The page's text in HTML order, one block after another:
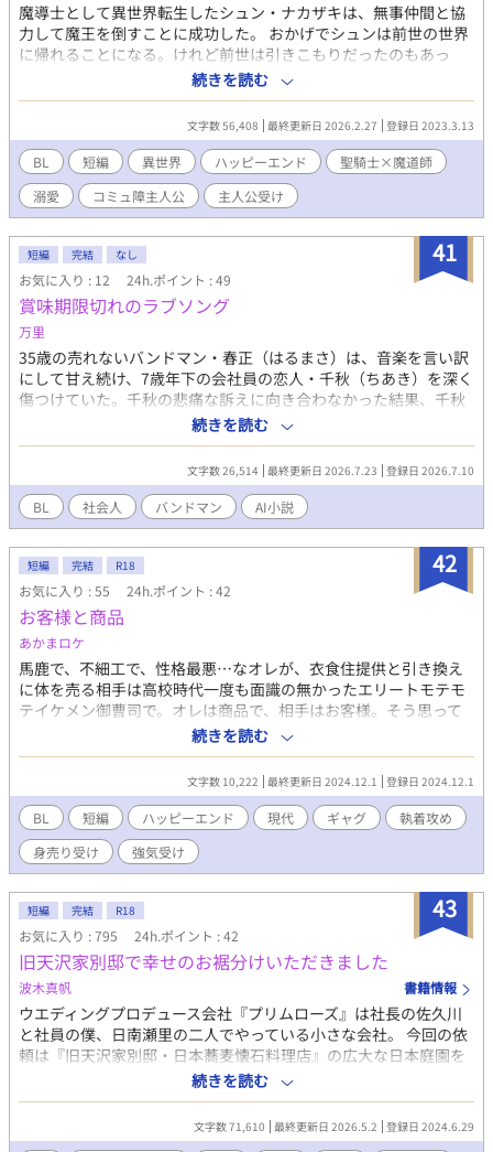
魔導士として異世界転生したシュン・ナカザキは、無事仲間と協
力して魔王を倒すことに成功した。 おかげでシュンは前世の世界
に帰れることになる。けれど前世は引きこもりだったのもあっ
て、正直戻りたくはなかった。そんな折、一緒に魔王を倒した聖
騎士のサーシャ・マスロヴァが現れて—— 前世の出来事で人間不
信になった魔導士と、そんな魔導士を溺愛する聖騎士のSSです。
他作品更新中の息抜きで書きました。 後編R−18あり。（※ついて
ます） ※※※追記（2024/03/01）※※※ 2024年3月8日にマージ
ナルコミックス様から出る『異世界で愛されすぎて困ってます！
異世界BLアンソロジー』の一つに、『陰キャな魔導士は、平和な
世界で聖騎士に溺愛される』が原作参加させていただくことにな
りました！イラスト・作画は山森ぽてと先生です！ アンソロジー
参加を記念して、続編追加予定です！ ※※※追記（2025/06/10）
※※※ 記念で書いた続編が、またまたコミカライズ決定になりま
した（涙） 2025年6月10日にマージナルコミックス様から出る
『異世界で愛されすぎて困ってます！異世界BLアンソロジー2』の
一つに、『陰キャな魔導士は、平和な世界で聖騎士に溺愛される
【続】』が原作参加させていただくことになりました！イラス
ト・作画は前回と同じく山森ぽてと先生です！ またアンソロジー
参加を記念して、追加の続編追加予定です！
続きを読む
文字数 56,408 最終更新日 2026.2.27 登録日 2023.3.13
BL 短編 異世界 ハッピーエンド
聖騎士×魔道師
溺愛
コミュ障主人公 主人公受け
41
短編 完結 なし
お気に入り : 12 24h.ポイント : 49
賞味期限切れのラブソング
万里
35歳の売れないバンドマン・春正（はるまさ）は、音楽を言い訳
にして甘え続け、7歳年下の会社員の恋人・千秋（ちあき）を深く
傷つけていた。千秋の悲痛な訴えに向き合わなかった結果、千秋
はお見合いをすると告げて同棲先のアパートを出ていってしま
う。 失恋の絶望のなか、春正が千秋への未練をぶつけて作った曲
が、皮肉にもSNSでプチバズり。チャンスが到来するものの、部
屋で一人めそめそと泣き崩れる春正のもとに、バンドの現役大学
生ドラマー・陸（りく）が突撃。「失恋に浸るのタイパ悪すぎっ
す。今すぐこのバズをビジネスに変えましょう」と冷徹な正論で
詰め寄られ、春正は涙を流しながら、曲作りを強制スタートさせ
られるのだった――。 春正（はるまさ） / 35歳 / バンドマン（Vo.
& Gt.） 昼夜バイトを掛け持ちする不器用な男。千秋を失って初め
て自分の甘えに気づき、大人の男として這い上がろうと覚悟を決
める。 千秋（ちあき） / 28歳 / 会社員（商社勤務） 春正の元恋
人。男同士の不確かな未来と孤独に耐えかね、実家に帰ってお見
合いをすることに。
続きを読む
文字数 26,514 最終更新日 2026.7.23 登録日 2026.7.10
BL 社会人 バンドマン AI小説
42
短編 完結 R18
お気に入り : 55 24h.ポイント : 42
お客様と商品
あかまロケ
馬鹿で、不細工で、性格最悪…なオレが、衣食住提供と引き換え
に体を売る相手は高校時代一度も面識の無かったエリートモテモ
テイケメン御曹司で。オレは商品で、相手はお客様。そう思って
毎日せっせとお客様に尽くす涙ぐましい努力のオレの物語。（＊
ムーンライトノベルズ・pixivにも投稿してます。）
続きを読む
文字数 10,222 最終更新日 2024.12.1 登録日 2024.12.1
BL 短編 ハッピーエンド 現代 ギャグ
執着攻め
身売り受け
強気受け
43
短編 完結 R18
お気に入り : 795 24h.ポイント : 42
旧天沢家別邸で幸せのお裾分けいただきました
波木真帆 書籍情報
ウエディングプロデュース会社『プリムローズ』は社長の佐久川
と社員の僕、日南瀬里の二人でやっている小さな会社。 今回の依
頼は『旧天沢家別邸・日本蕎麦懐石料理店』の広大な日本庭園を
利用した挙式のプロデュース。 パンフレットのモデルとして選ん
だカップルは撮影数日前に婚約破棄となり、急遽結婚式を挙げて
くれることになったのは、貴船コンツェルンの会長と櫻葉グルー
プの会長子息。モデルなのに男同士で不安だったけれど、当日現
続きを読む
文字数 71,610 最終更新日 2026.5.2 登録日 2024.6.29